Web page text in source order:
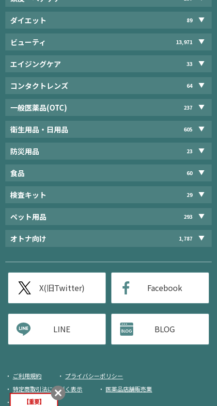
ダイエット 89
ビューティ 13,971
エイジングケア 33
コンタクトレンズ 64
一般医薬品(OTC) 237
衛生用品・日用品 605
防災用品 23
食品 60
検査キット 29
ペット用品 293
オトナ向け 1,787
X(旧Twitter) Facebook
LINE BLOG
ご利用規約
プライバシーポリシー
特定商取引法に基づく表示
医薬品店舗販売業
荷物追跡